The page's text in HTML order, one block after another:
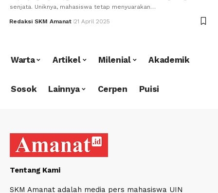
senjata. Uniknya, mahasiswa tetap menyuarakan…
Redaksi SKM Amanat 21 April 2025
Warta Artikel Milenial Akademik
Sosok Lainnya Cerpen Puisi
Tentang Kami
SKM Amanat adalah media pers mahasiswa UIN